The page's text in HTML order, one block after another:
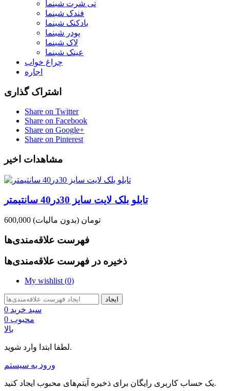
تی شرت شبنما
فندک شبنما
بادکنک شبنما
پودر شبنما
لاک شبنما
عینک شبنما
چراغ خواب
اجاره
اشتراک گذاری
Share on Twitter
Share on Facebook
Share on Google+
Share on Pinterest
مشاهدات اخیر
تابلو بلک لایت سایز 30در40 سانتیمتر
600,000 تومان (بدون مالیات)
فهرست علاقه‌مندی‌ها
ذخیره در فهرست علاقه‌مندی‌ها
My wishlist (0)
ایجاد
سبد خرید 0
محبوب 0
بالا
لطفا ابتدا وارد شوید.
ورود به سیستم
یک حساب کاربری رایگان برای ذخیره آیتم‌های محبوب ایجاد کنید.